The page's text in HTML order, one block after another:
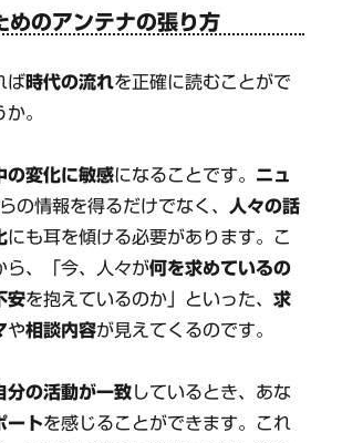
めのアンテナの張り方
ば時代の流れを正確に読むことがで
。
の変化に敏感になることです。 ニュ
の情報を得るだけでなく、 人々の話
にも耳を傾ける必要があります。こ
ら、「今、人々が何を求めているの
安を抱えているのか」といった、求
や相談内容が見えてくるのです。
分の活動が一致しているとき、あな
ートを感じることができます。これ